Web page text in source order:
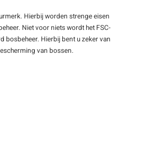
Hierbij worden strenge eisen
Niet voor niets wordt het FSC-
bosbeheer. Hierbij bent u zeker van
van bossen.